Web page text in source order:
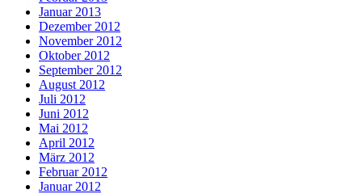
Januar 2013
Dezember 2012
November 2012
Oktober 2012
September 2012
August 2012
Juli 2012
Juni 2012
Mai 2012
April 2012
März 2012
Februar 2012
Januar 2012